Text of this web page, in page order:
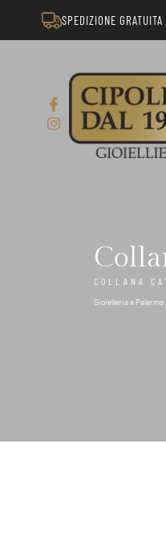
SPEDIZIONE
COLLANA
Gioielleria a Palermo